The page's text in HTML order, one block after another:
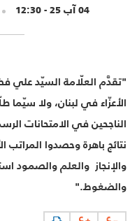
04 آب 25 - 12:30
"تقدَّم العلّامة السيّد علي
الأعزّاء في لبنان، ولا سيّما
الناجحين في الامتحانات
نتائج باهرة وحصدوا المراتب
والإنجاز والعلم والصمود
والضغوط."